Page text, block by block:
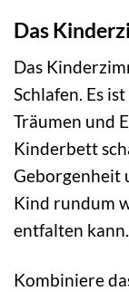
Das
Das
Schlafen. Es
Träumen und
Kinderbett
Geborgenheit
Kind rundum
entfalten kann.
Kombiniere